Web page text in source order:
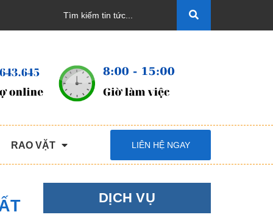
RAO VẶT LIÊN HỆ NGAY
DỊCH VỤ